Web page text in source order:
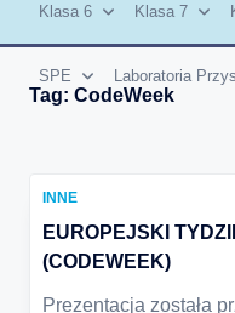
Klasa 6 Klasa 7
SPE Laboratoria
Tag: CodeWeek
INNE
EUROPEJSKI
(CODEWEEK)
Prezentacja została